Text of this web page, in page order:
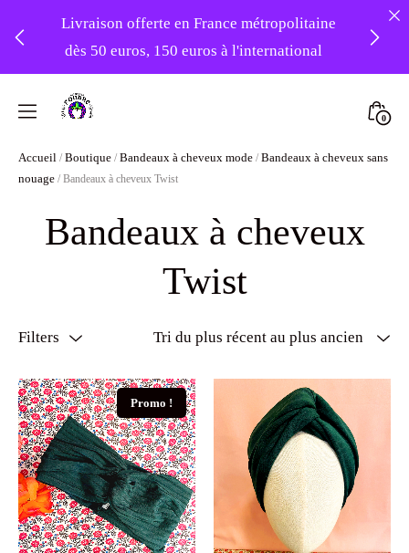
Livraison offerte en France métropolitaine
dès 50 euros, 150 euros à l'international
commandes à partir du 31/08 ❤️
-20% sur tout le site avec le code
PATIENCE
Foudre
0
Accueil / Boutique / Bandeaux à cheveux mode / Bandeaux à cheveux sans
nouage / Bandeaux à cheveux Twist
Bandeaux à cheveux
Twist
Filters
Promo !